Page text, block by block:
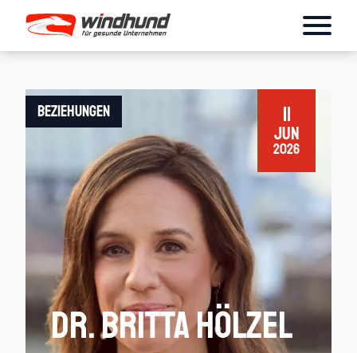
11
Jun
2026
Beziehungen
Dr. Britta Hölzel